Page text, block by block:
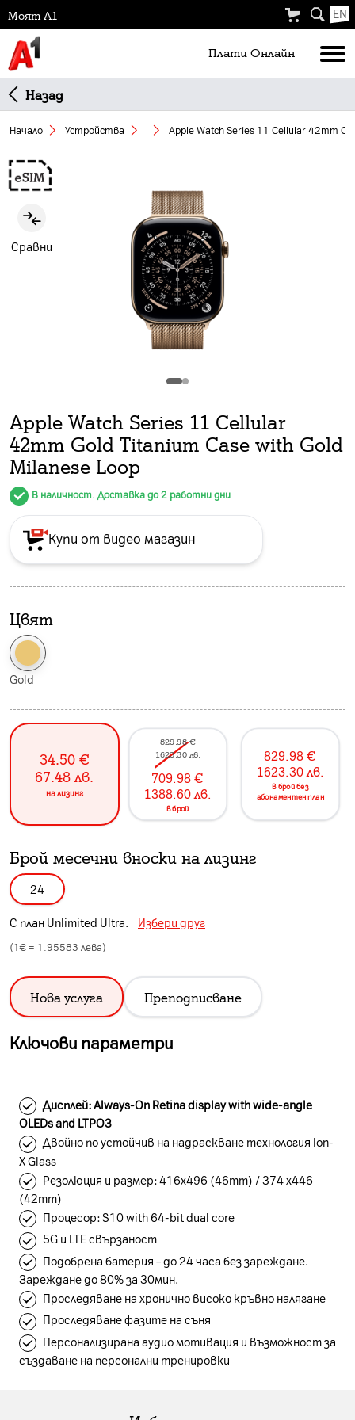
Моят А1 EN
Плати Oнлайн
Назад
Начало Устройства Apple Watch Series 11 Cellular 42mm
Сравни
Apple Watch Series 11 Cellular
42mm Gold Titanium Case with Gold
Milanese Loop
В наличност. Доставка до 2 работни дни
Купи от видео магазин
Цвят
Gold
34.50 €
67.48 лв.
на лизинг
829.98 €
1623.30лв.
709.98 €
1388.60 лв.
в брой
829.98 €
1623.30 лв.
в брой без
абонаментен план
Брой месечни вноски на лизинг
24
С план Unlimited Ultra. Избери друг
(1€ = 1.95583 лева)
Нова услуга Преподписване
Ключови параметри
Дисплей: Always-On Retina display with wide-angle
OLEDs and LTPO3
Двойно по устойчив на надраскване технология Ion-
X Glass
Резолюция и размер: 416х496 (46mm) / 374 x446
(42mm)
Процесор: S10 with 64-bit dual core
5G и LTE свързаност
Подобрена батерия – до 24 часа без зареждане.
Зареждане до 80% за 30мин.
Проследяване на хронично високо кръвно налягане
Проследяване фазите на съня
Персонализирана аудио мотивация и възможност за
създаване на персонални тренировки